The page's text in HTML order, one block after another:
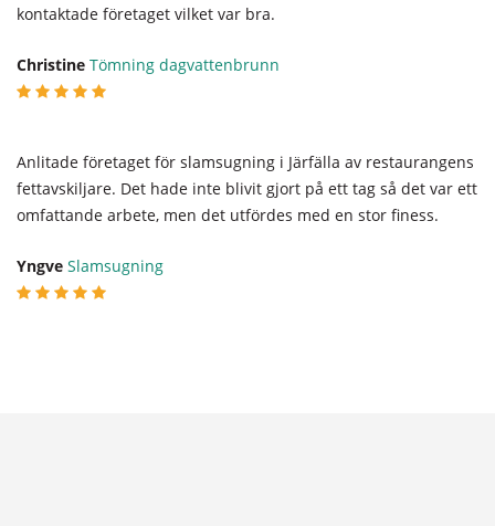
kontaktade företaget vilket var bra.
Christine Tömning dagvattenbrunn
Anlitade företaget för slamsugning i Järfälla av restaurangens
fettavskiljare. Det hade inte blivit gjort på ett tag så det var ett
omfattande arbete, men det utfördes med en stor finess.
Yngve Slamsugning